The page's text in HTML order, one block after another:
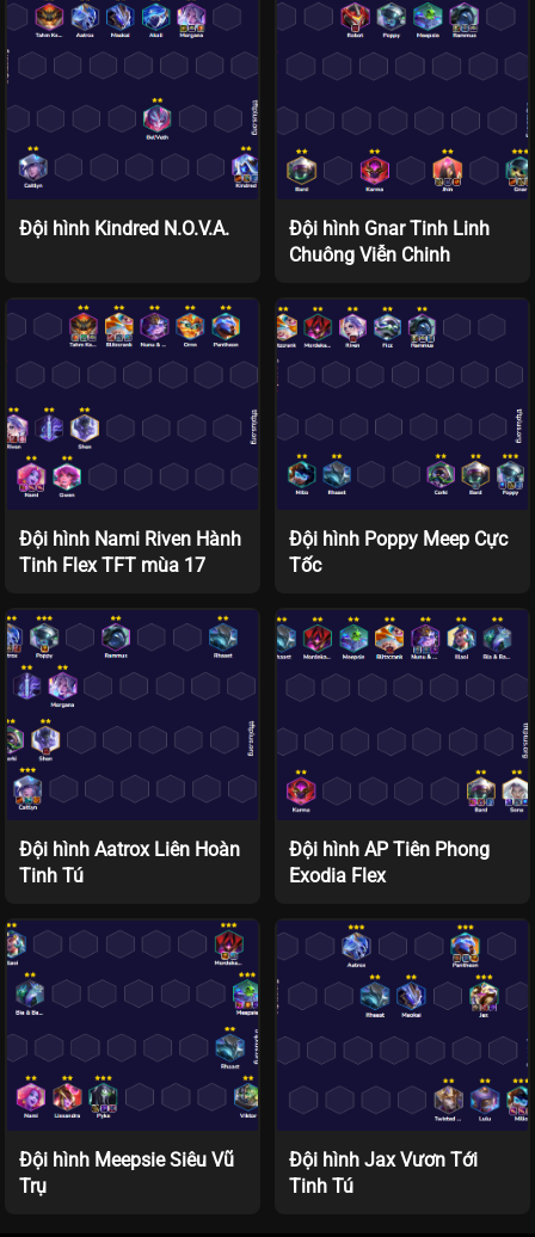
Đội hình Kindred N.O.V.A.
Đội hình Gnar Tinh Linh
Chuông Viễn Chinh
Đội hình Nami Riven Hành
Tinh Flex TFT mùa 17
Đội hình Poppy Meep Cực
Tốc
Đội hình Aatrox Liên Hoàn
Tinh Tú
Đội hình AP Tiên Phong
Exodia Flex
Đội hình Meepsie Siêu Vũ
Trụ
Đội hình Jax Vươn Tới
Tinh Tú